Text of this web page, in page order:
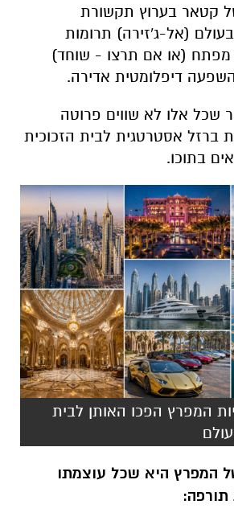
קטאר בערוץ תקשורת
(אל-ג'זירה) תרומות
מפתח (או אם תרצו - שוחד)
דיפלומטית אדירה.
שכל אלו לא שווים פרוטה
ברזל אסטרטגית לבית הזכוכית
בתוכו.
המפרץ הפכו האותן לבית
המפרץ היא שכל עוצמתו
תורפה: